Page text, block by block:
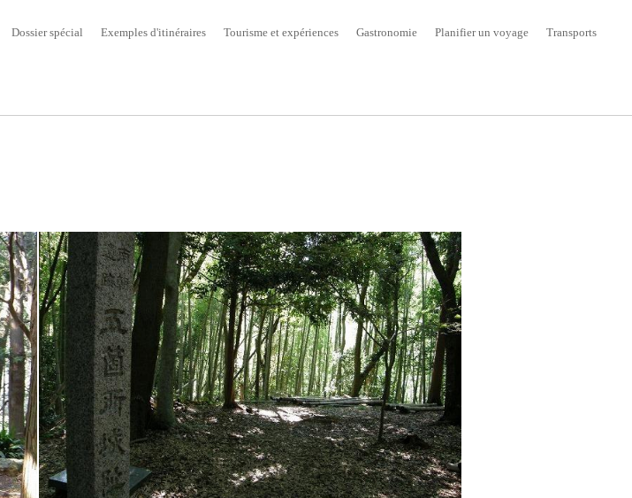
Dossier spécial Exemples d'itinéraires Tourisme et expériences Gastronomie Planifier un voyage Transports